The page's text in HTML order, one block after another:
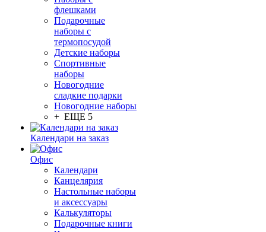
флешками
Подарочные
наборы с
термопосудой
Детские наборы
Спортивные
наборы
Новогодние
сладкие подарки
Новогодние наборы
+ ЕЩЕ 5
Календари на заказ
Офис
Календари
Канцелярия
Настольные наборы
и аксессуары
Калькуляторы
Подарочные книги